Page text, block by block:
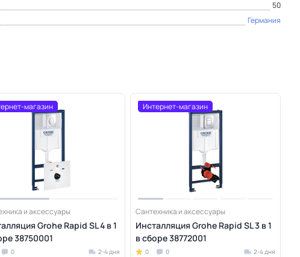
50
Германия
магазин
и аксессуары
Grohe Rapid SL 4 в 1
38750001
0 2-4 дня
Интернет-магазин
Сантехника и аксессуары
Инсталляция Grohe Rapid SL 3 в 1
в сборе 38772001
0 0 2-4 дня